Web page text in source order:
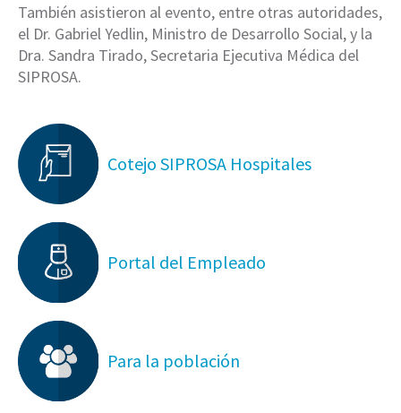
También asistieron al evento, entre otras autoridades,
el Dr. Gabriel Yedlin, Ministro de Desarrollo Social, y la
Dra. Sandra Tirado, Secretaria Ejecutiva Médica del
SIPROSA.
Cotejo SIPROSA Hospitales
Portal del Empleado
Para la población